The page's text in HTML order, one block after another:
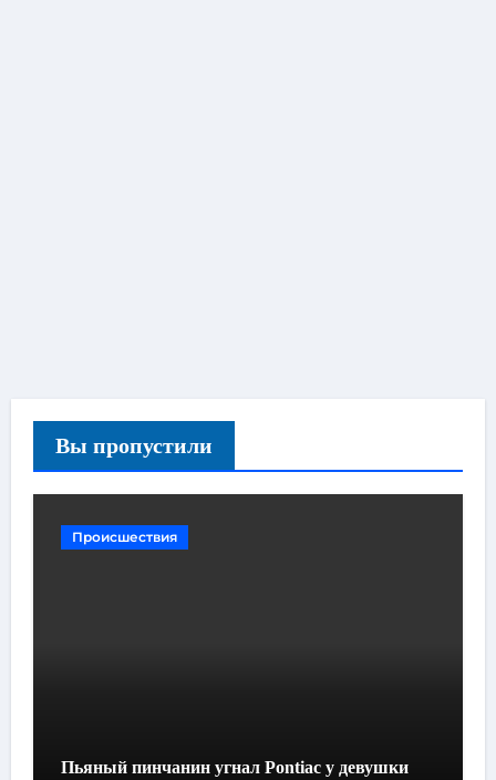
Вы пропустили
Происшествия
Пьяный пинчанин угнал Pontiac у девушки